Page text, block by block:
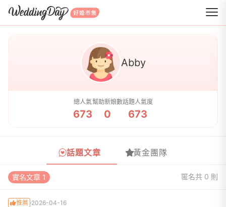
WeddingDay 好婚市集
Abby
總人氣
673
幫助新娘數
0
話題人氣度
673
話題文章 黃金團隊
實名文章 1 匿名共 0 則
推薦 2026-04-16